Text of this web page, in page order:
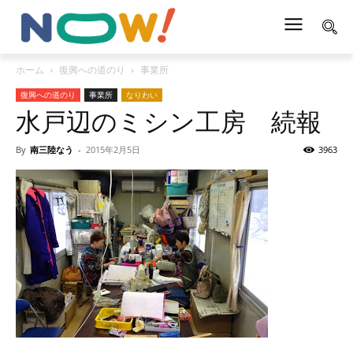
ホーム 復興への道のり 事業所
復興への道のり 事業所 なりわい
水戸辺のミシン工房 続報
By 南三陸なう - 2015年2月5日 3963